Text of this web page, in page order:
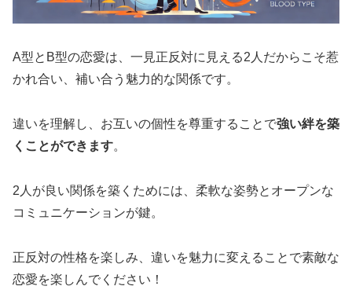
A型とB型の恋愛は、一見正反対に見える2人だからこそ惹
かれ合い、補い合う魅力的な関係です。
違いを理解し、お互いの個性を尊重することで強い絆を築
くことができます。
2人が良い関係を築くためには、柔軟な姿勢とオープンな
コミュニケーションが鍵。
正反対の性格を楽しみ、違いを魅力に変えることで素敵な
恋愛を楽しんでください！